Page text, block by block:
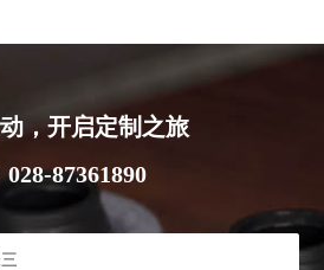
，开启定制之旅
028-87361890